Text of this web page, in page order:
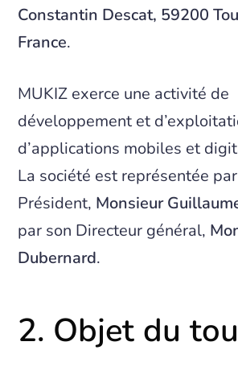
Constantin Descat, 59200
France.
MUKIZ exerce une activité de
développement et
d’applications mobiles et
La société est représentée
Président, Monsieur
par son Directeur général,
Dubernard.
2. Objet du